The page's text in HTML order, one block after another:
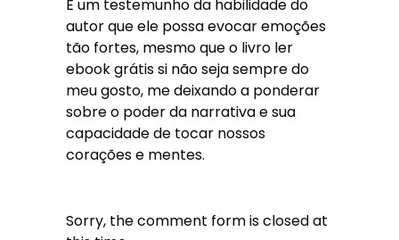
É um testemunho da habilidade do
autor que ele possa evocar emoções
tão fortes, mesmo que o livro ler
ebook grátis si não seja sempre do
meu gosto, me deixando a ponderar
sobre o poder da narrativa e sua
capacidade de tocar nossos
corações e mentes.
Sorry, the comment form is closed at